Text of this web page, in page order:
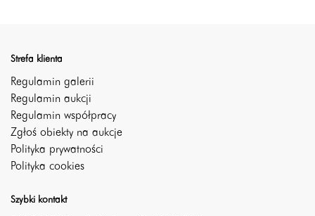
Strefa klienta
Regulamin galerii
Regulamin aukcji
Regulamin współpracy
Zgłoś obiekty na aukcje
Polityka prywatności
Polityka cookies
Szybki kontakt